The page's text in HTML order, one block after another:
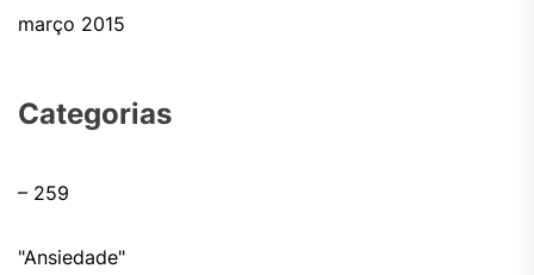
março 2015
Categorias
– 259
"Ansiedade"